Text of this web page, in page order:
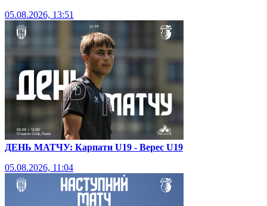
05.08.2026, 13:51
ДЕНЬ МАТЧУ: Карпати U19 - Верес U19
05.08.2026, 11:04